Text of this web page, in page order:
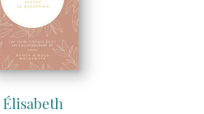
Élisabeth